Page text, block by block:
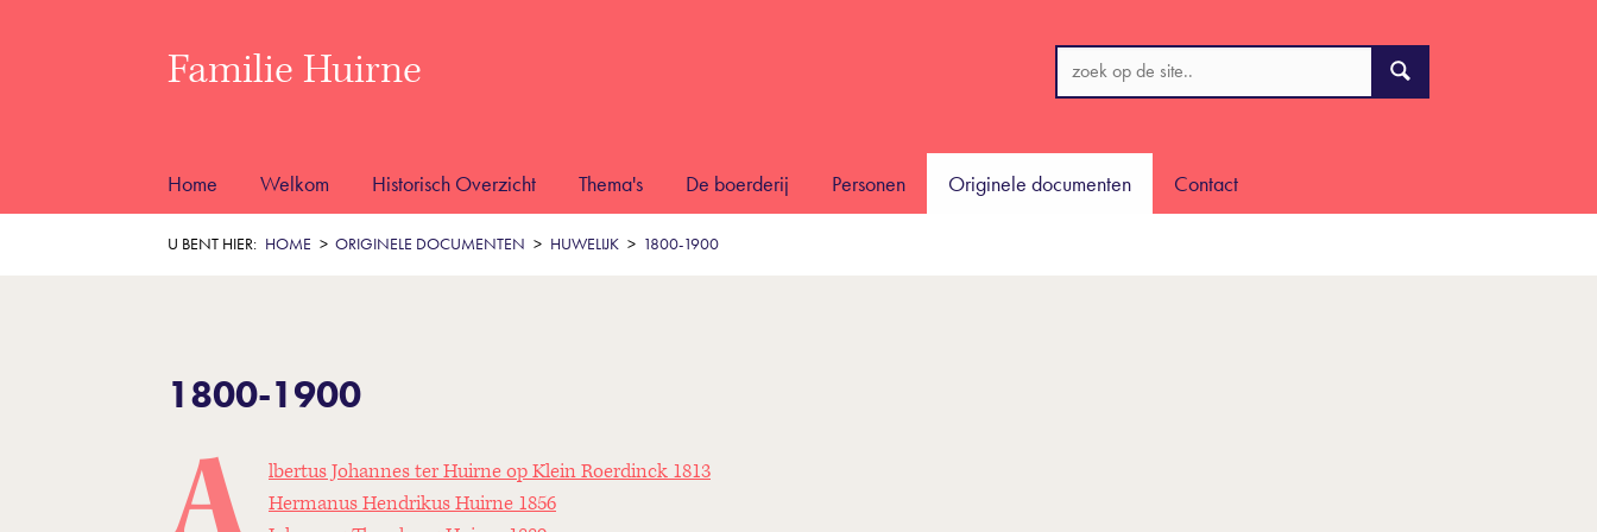
Familie Huirne
Home Welkom Historisch Overzicht Thema's De boerderij Personen Originele documenten Contact
U BENT HIER: HOME ORIGINELE DOCUMENTEN HUWELIJK 1800-1900
1800-1900
lbertus Johannes ter Huirne op Klein Roerdinck 1813
Hermanus Hendrikus Huirne 1856